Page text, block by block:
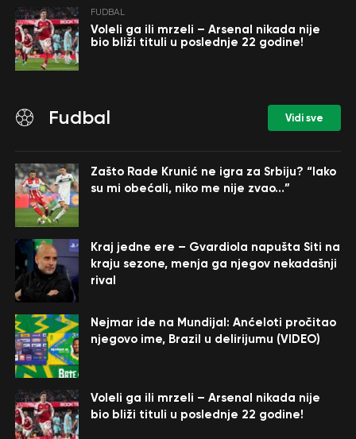
FUDBAL
Voleli ga ili mrzeli – Arsenal nikada nije
bio bliži tituli u poslednje 22 godine!
Fudbal Vidi sve
Zašto Rade Krunić ne igra za Srbiju? “Iako
su mi obećali, niko me nije zvao…”
Kraj jedne ere – Gvardiola napušta Siti na
kraju sezone, menja ga njegov nekadašnji
rival
Nejmar ide na Mundijal: Anćeloti pročitao
njegovo ime, Brazil u delirijumu (VIDEO)
Voleli ga ili mrzeli – Arsenal nikada nije
bio bliži tituli u poslednje 22 godine!